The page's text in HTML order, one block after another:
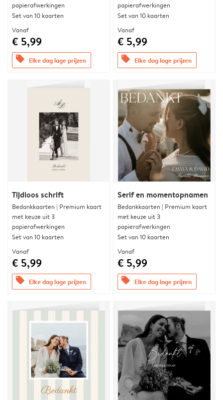
papierafwerkingen
Set van 10 kaarten
Vanaf
€ 5,99
offers Elke dag lage prijzen
papierafwerkingen
Set van 10 kaarten
Vanaf
€ 5,99
offers Elke dag lage prijzen
Tijdloos schrift
Bedankkaarten | Premium kaart
met keuze uit 3
papierafwerkingen
Set van 10 kaarten
Vanaf
€ 5,99
offers Elke dag lage prijzen
Serif en momentopnamen
Bedankkaarten | Premium kaart
met keuze uit 3
papierafwerkingen
Set van 10 kaarten
Vanaf
€ 5,99
offers Elke dag lage prijzen